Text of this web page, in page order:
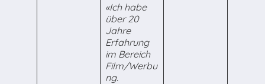
«Ich habe
über 20
Jahre
Erfahrung
im Bereich
Film/Werbu
ng.